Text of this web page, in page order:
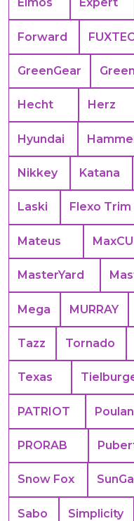
Forward FUXTEC
GreenGear
Hecht Herz
Hyundai
Nikkey Katana
Laski Flexo Trim
Mateus
MasterYard
Mega MURRAY
Tazz Tornado
Texas
PATRIOT Poulan
PRORAB
Snow Fox
Sabo Simplicity